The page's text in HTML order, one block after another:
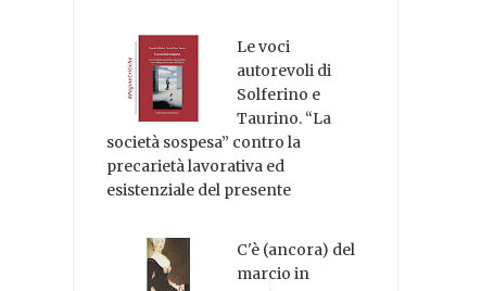
Le voci
autorevoli di
Solferino e
Taurino. “La
società sospesa” contro la
precarietà lavorativa ed
esistenziale del presente
C'è (ancora) del
marcio in